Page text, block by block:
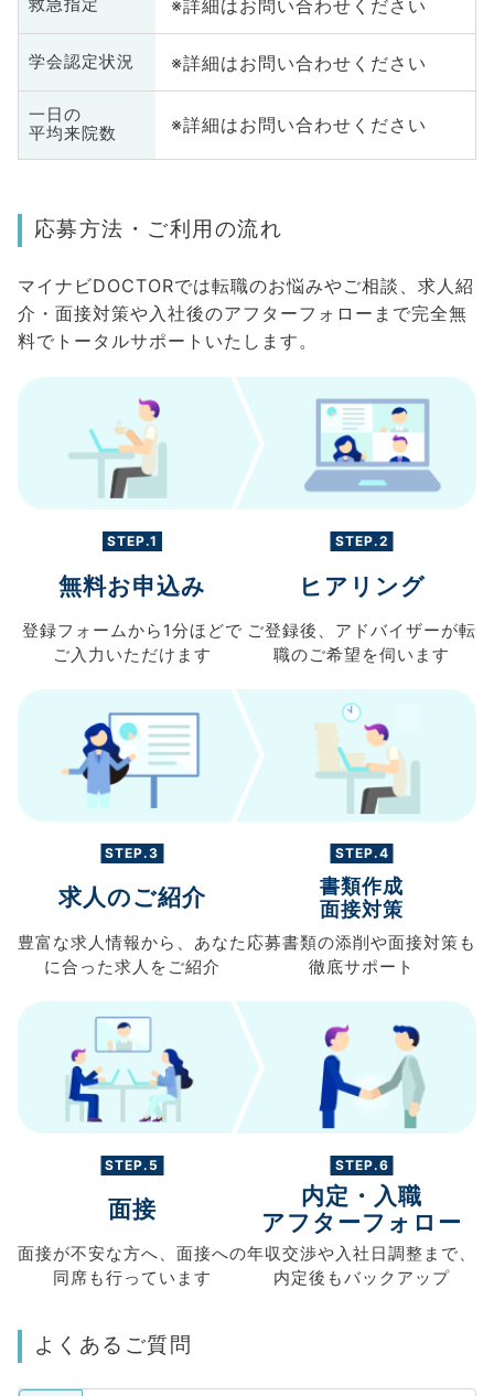
救急指定 ※詳細はお問い合わせください
学会認定状況 ※詳細はお問い合わせください
一日の
平均来院数
※詳細はお問い合わせください
応募方法・ご利用の流れ
マイナビDOCTORでは転職のお悩みやご相談、求人紹
介・面接対策や入社後のアフターフォローまで完全無
料でトータルサポートいたします。
STEP.1
無料お申込み
登録フォームから 1分ほどで
ご入力 いただけます
STEP.2
ヒアリング
ご登録後、 アドバイザーが転
職のご希望を伺います
STEP.3
求人のご紹介
豊富な求人情報から、 あなた
に合った求人を ご紹介
STEP.4
書類作成
面接対策
応募書類の添削や面接対策も
徹底サポート
STEP.5
面接
面接が不安な方へ、 面接への
同席も行っています
STEP.6
内定・入職
アフターフォロー
年収交渉や入社日調整まで、
内定後もバックアップ
よくあるご質問